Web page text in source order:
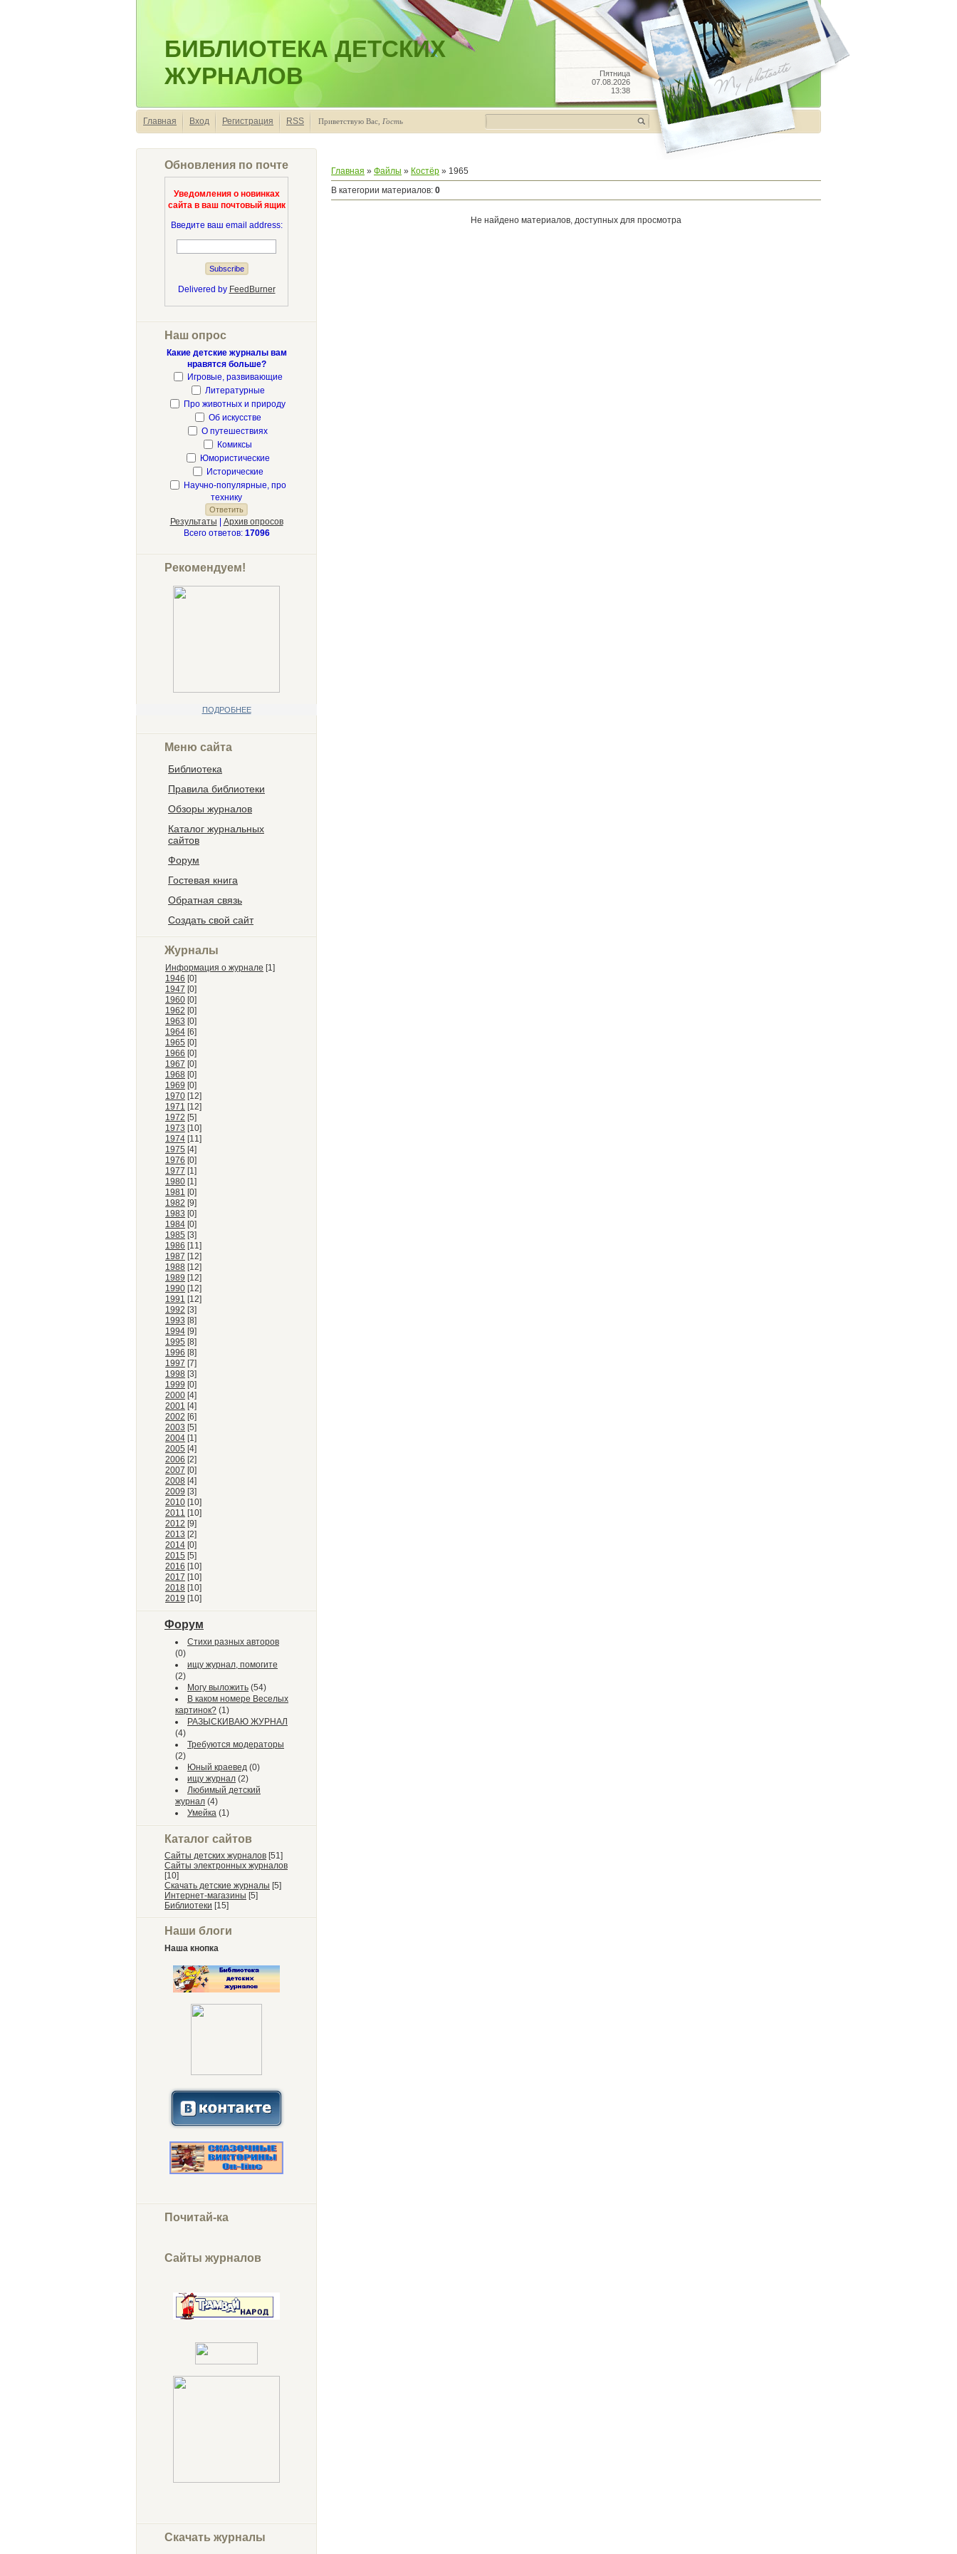
Пятница
07.08.2026
13:38
БИБЛИОТЕКА ДЕТСКИХ
ЖУРНАЛОВ
Главная Вход Регистрация RSS Приветствую Вас Гость
Обновления по почте
Уведомления о новинках
сайта в ваш почтовый ящик
Введите ваш email address:
Delivered by FeedBurner
Наш опрос
Какие детские журналы вам
нравятся больше?
Игровые, развивающие
Литературные
Про животных и природу
Об искусстве
О путешествиях
Комиксы
Юмористические
Исторические
Научно-популярные, про
технику
Результаты
Архив опросов
Всего ответов: 17096
Рекомендуем!
ПОДРОБНЕЕ
Меню сайта
Библиотека
Правила библиотеки
Обзоры журналов
Каталог журнальных
сайтов
Форум
Гостевая книга
Обратная связь
Создать свой сайт
Журналы
Информация о журнале [1]
1946 [0]
1947 [0]
1960 [0]
1962 [0]
1963 [0]
1964 [6]
1965 [0]
1966 [0]
1967 [0]
1968 [0]
1969 [0]
1970 [12]
1971 [12]
1972 [5]
1973 [10]
1974 [11]
1975 [4]
1976 [0]
1977 [1]
1980 [1]
1981 [0]
1982 [9]
1983 [0]
1984 [0]
1985 [3]
1986 [11]
1987 [12]
1988 [12]
1989 [12]
1990 [12]
1991 [12]
1992 [3]
1993 [8]
1994 [9]
1995 [8]
1996 [8]
1997 [7]
1998 [3]
1999 [0]
2000 [4]
2001 [4]
2002 [6]
2003 [5]
2004 [1]
2005 [4]
2006 [2]
2007 [0]
2008 [4]
2009 [3]
2010 [10]
2011 [10]
2012 [9]
2013 [2]
2014 [0]
2015 [5]
2016 [10]
2017 [10]
2018 [10]
2019 [10]
Форум
Стихи разных авторов
(0)
ищу журнал, помогите
(2)
Могу выложить (54)
В каком номере Веселых
картинок? (1)
РАЗЫСКИВАЮ ЖУРНАЛ
(4)
Требуются модераторы
(2)
Юный краевед (0)
ищу журнал (2)
Любимый детский
журнал (4)
Умейка (1)
Каталог сайтов
Сайты детских журналов [51]
Сайты электронных журналов
[10]
Скачать детские журналы [5]
Интернет-магазины [5]
Библиотеки [15]
Наши блоги
Наша кнопка
Почитай-ка
Сайты журналов
Скачать журналы
Главная » Файлы » Костёр » 1965
В категории материалов: 0
Не найдено материалов, доступных для просмотра